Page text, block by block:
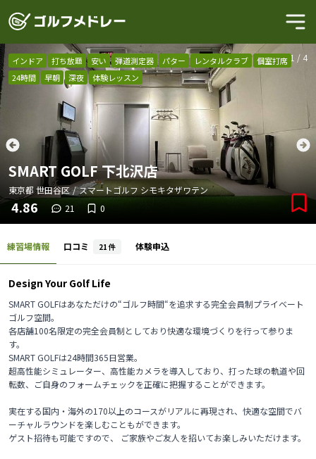
1 /4
インドア 打ち放題 安い 弾道測定器 パター レンタルクラブ
個室打席
24時間
早朝 深夜 体験レッスン
SMART GOLF 下北沢店
東京都世田谷区 / スマートゴルフ シモキタザワテン
4.86 21 0
練習場情報 口コミ 21 件 体験申込
Design Your Golf Life
SMART GOLFはあなただけの“ゴルフ時間“を追求する完全会員制プライベート
ゴルフ空間。
各店舗100名限定の完全会員制としており快適な環境づくりを行って参りま
す。
SMART GOLFは24時間365日営業。
超高性能シミュレーター、高性能カメラを導入しており、打った球の軌道や回
転数、ご自身のフォームチェックを正確に把握することができます。
実在する国内・海外の170以上のコースがリアルに再現され、快適な空間でバ
ーチャルラウンドを楽しむこともができます。
ゲスト招待も可能ですので、 ご家族やご友人を招いてお楽しみいただけます。